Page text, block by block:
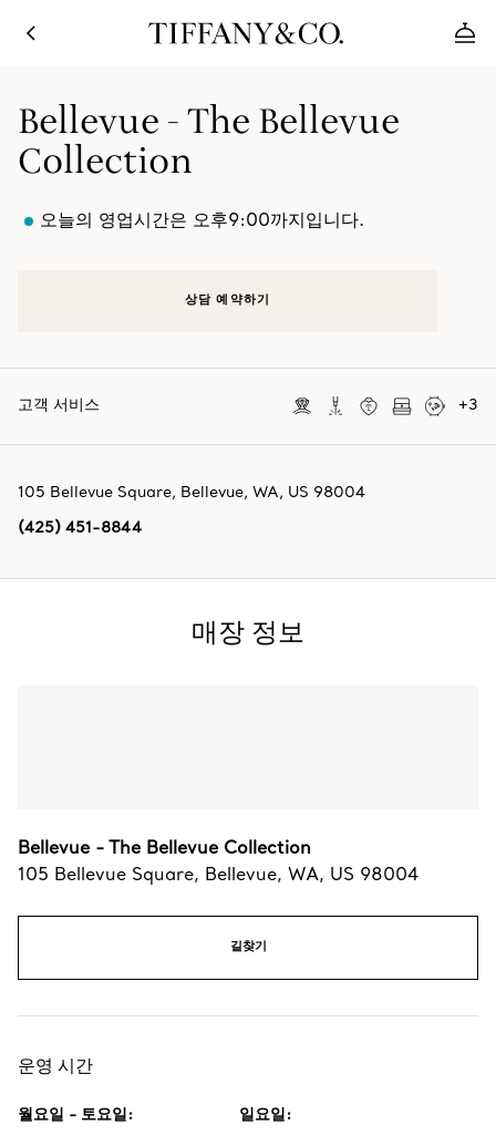
Bellevue - The Bellevue
Collection
오늘의 영업시간은 오후9:00까지입니다.
상담 예약하기
고객 서비스 +3
105 Bellevue Square, Bellevue, WA, US 98004
(425) 451-8844
매장 정보
Bellevue - The Bellevue Collection
105 Bellevue Square, Bellevue, WA, US 98004
길찾기
운영 시간
월요일 - 토요일:
일요일: